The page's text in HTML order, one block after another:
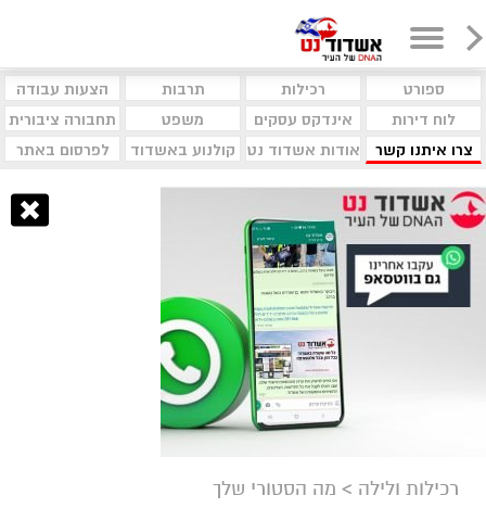
ספורט רכילות תרבות
הצעות עבודה
לוח דירות
אינדקס עסקים משפט
תחבורה ציבורית
צרו איתנו קשר
אודות אשדוד נט קולנוע באשדוד לפרסום באתר
רכילות ולילה > מה הסטורי שלך